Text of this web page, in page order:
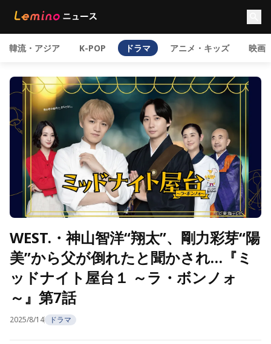
韓流・アジア K-POP ドラマ アニメ・キッズ 映画
WEST.・神山智洋“翔太”、剛力彩芽“陽
美”から父が倒れたと聞かされ…『ミ
ッドナイト屋台１ ～ラ・ボンノォ
～』第7話
2025/8/14 ドラマ